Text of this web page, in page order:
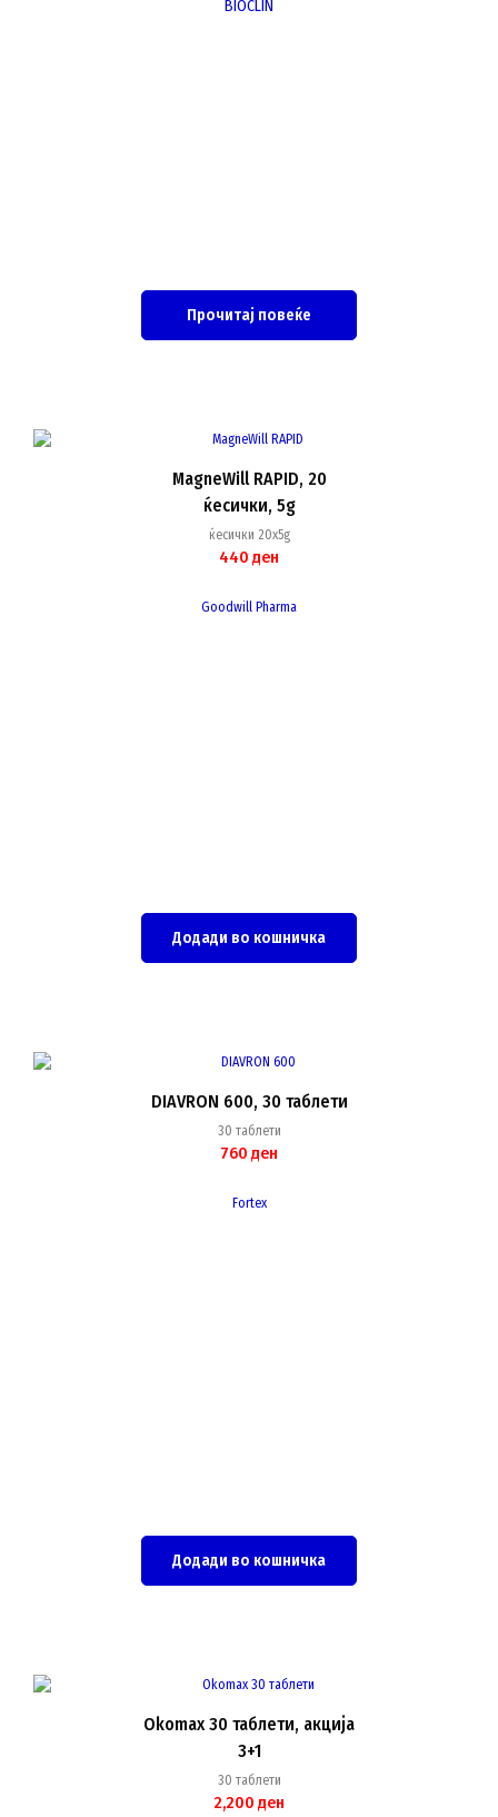
BIOCLIN
Прочитај повеќе
MagneWill RAPID, 20
ќесички, 5g
ќесички 20x5g
440 ден
Goodwill Pharma
Додади во кошничка
DIAVRON 600, 30 таблети
30 таблети
760 ден
Fortex
Додади во кошничка
Okomax 30 таблети, акција
3+1
30 таблети
2,200 ден